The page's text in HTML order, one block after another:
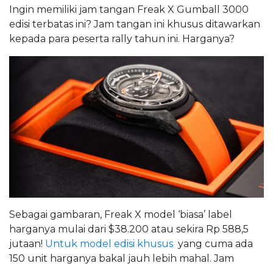
Ingin memiliki jam tangan Freak X Gumball 3000
edisi terbatas ini? Jam tangan ini khusus ditawarkan
kepada para peserta rally tahun ini. Harganya?
Sebagai gambaran, Freak X model ‘biasa’ label
harganya mulai dari $38.200 atau sekira Rp 588,5
jutaan! Untuk model edisi khusus yang cuma ada
150 unit harganya bakal jauh lebih mahal. Jam